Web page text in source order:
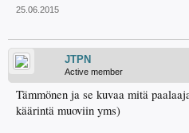
25.06.2015
JTPN
Active member
Tämmönen ja se kuvaa mitä
käärintä muoviin yms)